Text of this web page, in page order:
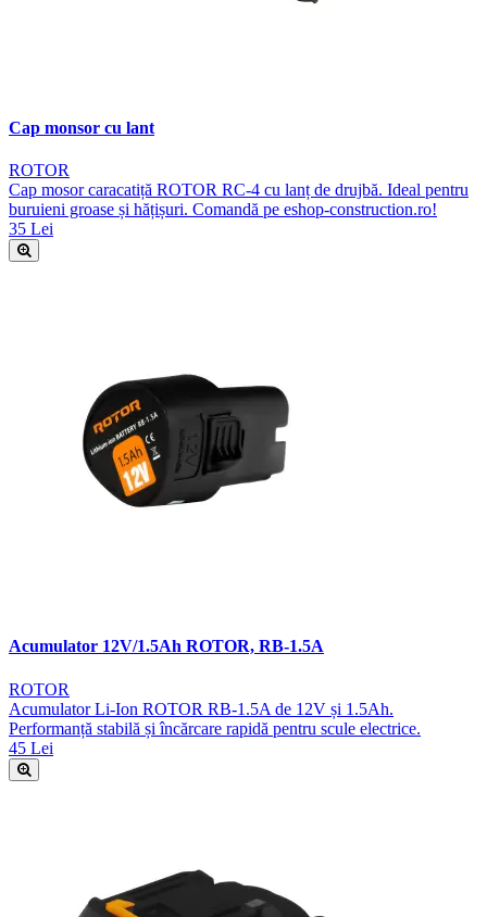
Cap monsor cu lant
ROTOR
Cap mosor caracatiță ROTOR RC-4 cu lanț de drujbă. Ideal pentru
buruieni groase și hățișuri. Comandă pe eshop-construction.ro!
35 Lei
Acumulator 12V/1.5Ah ROTOR, RB-1.5A
ROTOR
Acumulator Li-Ion ROTOR RB-1.5A de 12V și 1.5Ah.
Performanță stabilă și încărcare rapidă pentru scule electrice.
45 Lei